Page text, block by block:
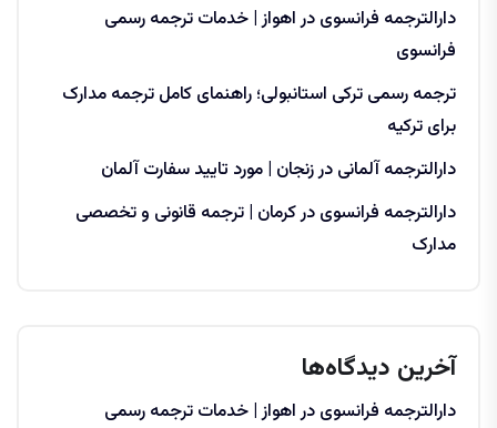
دارالترجمه فرانسوی در اهواز | خدمات ترجمه رسمی
فرانسوی
ترجمه رسمی ترکی استانبولی؛ راهنمای کامل ترجمه مدارک
برای ترکیه
دارالترجمه آلمانی در زنجان | مورد تایید سفارت آلمان
دارالترجمه فرانسوی در کرمان | ترجمه قانونی و تخصصی
مدارک
آخرین دیدگاه‌ها
دارالترجمه فرانسوی در اهواز | خدمات ترجمه رسمی